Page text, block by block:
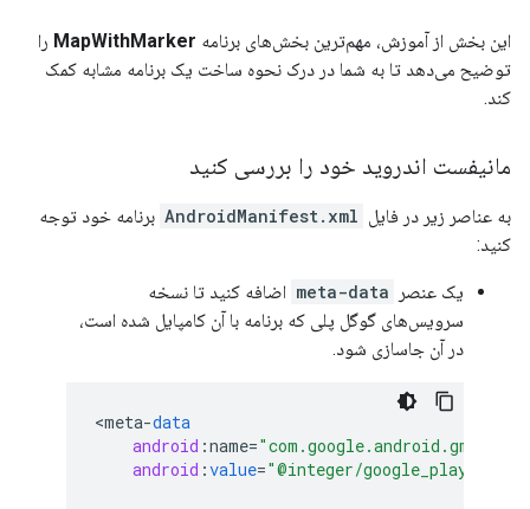
این بخش از آموزش، مهم‌ترین بخش‌های برنامه MapWithMarker را
توضیح می‌دهد تا به شما در درک نحوه ساخت یک برنامه مشابه کمک
کند.
مانیفست اندروید خود را بررسی کنید
به عناصر زیر در فایل AndroidManifest.xml برنامه خود توجه
کنید:
یک عنصر meta-data اضافه کنید تا نسخه
سرویس‌های گوگل پلی که برنامه با آن کامپایل شده است،
در آن جاسازی شود.
<meta-data
android :name=
android :value="@integer/